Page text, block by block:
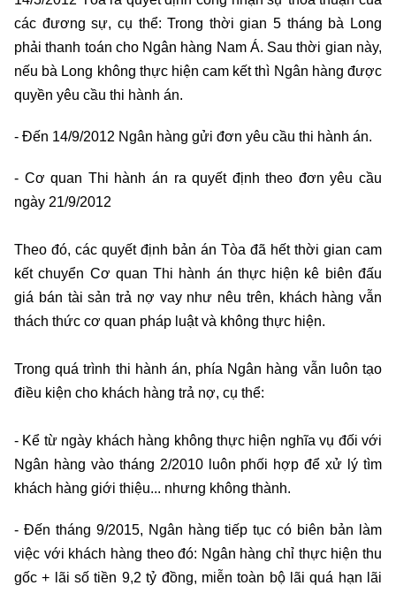
các đương sự, cụ thể: Trong thời gian 5 tháng bà Long
phải thanh toán cho Ngân hàng Nam Á. Sau thời gian này,
nếu bà Long không thực hiện cam kết thì Ngân hàng được
quyền yêu cầu thi hành án.
- Đến 14/9/2012 Ngân hàng gửi đơn yêu cầu thi hành án.
- Cơ quan Thi hành án ra quyết định theo đơn yêu cầu
ngày 21/9/2012
Theo đó, các quyết định bản án Tòa đã hết thời gian cam
kết chuyển Cơ quan Thi hành án thực hiện kê biên đấu
giá bán tài sản trả nợ vay như nêu trên, khách hàng vẫn
thách thức cơ quan pháp luật và không thực hiện.
Trong quá trình thi hành án, phía Ngân hàng vẫn luôn tạo
điều kiện cho khách hàng trả nợ, cụ thể:
- Kể từ ngày khách hàng không thực hiện nghĩa vụ đối với
Ngân hàng vào tháng 2/2010 luôn phối hợp để xử lý tìm
khách hàng giới thiệu... nhưng không thành.
- Đến tháng 9/2015, Ngân hàng tiếp tục có biên bản làm
việc với khách hàng theo đó: Ngân hàng chỉ thực hiện thu
gốc + lãi số tiền 9,2 tỷ đồng, miễn toàn bộ lãi quá hạn lãi